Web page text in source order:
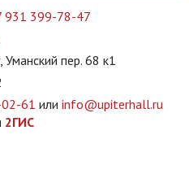
931 399-78-47
пер. 68 к1
61 или info@upiterhall.ru
2ГИС